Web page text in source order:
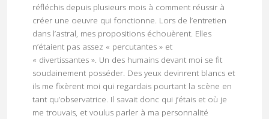
réfléchis depuis plusieurs mois à comment réussir à
créer une oeuvre qui fonctionne. Lors de l’entretien
dans l’astral, mes propositions échouèrent. Elles
n’étaient pas assez « percutantes » et
« divertissantes ». Un des humains devant moi se fit
soudainement posséder. Des yeux devinrent blancs et
ils me fixèrent moi qui regardais pourtant la scène en
tant qu’observatrice. Il savait donc qui j’étais et où je
me trouvais, et voulus parler à ma personnalité